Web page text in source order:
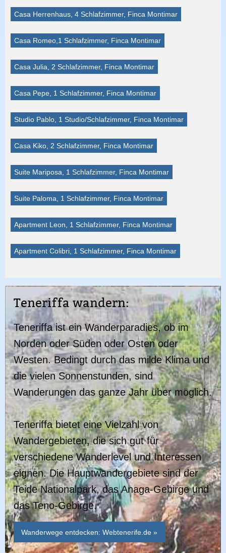
Casa Herrenhaus, 4 Schlafzimmer, Finca Montimar
Casa Romeo,1 Schlafzimmer, Finca Montimar
Casa Julia, 2 Schlafzimmer, Finca Montimar
Casa Pepe, 1 Schlafzimmer, Finca Montimar
Studio Pablo, 1 Studio/Schlafzimmer, Finca Montimar
Casa Kiko, 2 Schlafzimmer, Finca Montimar
Suite Mariposa, 1 Schlafzimmer, Finca Montimar
Suite Paloma, 1 Schlafzimmer, Finca Montimar
Apartment Leon, 1 Schlafzimmer, Finca Montimar
Apartment Colibri, 1 Schlafzimmer, Finca Montimar
Teneriffa wandern:
Teneriffa ist ein Wanderparadies, ob im
Norden oder Süden oder Osten oder
Westen. Bedingt durch das milde Klima und
die vielen Sonnenstunden, sind
Wanderungen das ganze Jahr über möglich.
Teneriffa bietet eine Vielzahl von
Wandergebieten, die sich gut für
verschiedene Wanderlevel und Interessen
eignen. Die Hauptwandergebiete sind der
Teide Nationalpark, das Anaga-Gebirge und
das Teno-Gebirge.
Wanderwege entdecken: Webtenerife.de »